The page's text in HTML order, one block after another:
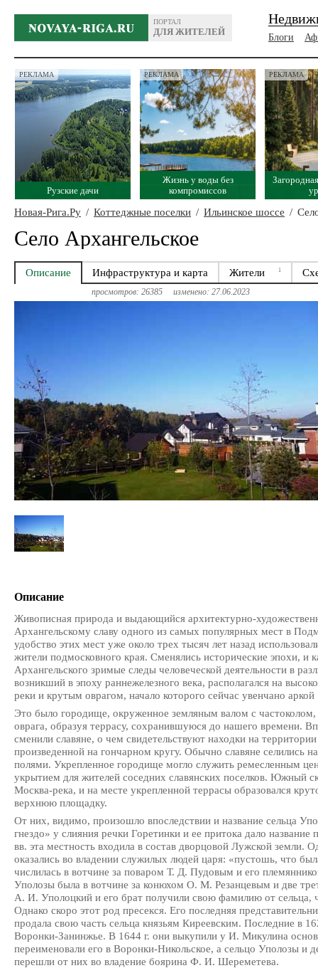
ПОРТАЛ
ДЛЯ ЖИТЕЛЕЙ
Блоги
РЕКЛАМА
Рузские дачи
РЕКЛАМА
Жизнь у воды без
компромиссов
РЕКЛАМА
Новая-Рига.Ру / Коттеджные поселки / Ильинское шоссе /
Село Архангельское
Описание Инфраструктура и карта Жители 1
просмотров: 26385 изменено: 27.06.2023
Описание
Живописная природа и выдающийся архитектурно-
Архангельскому славу одного из самых популярных мест в
удобство этих мест уже около трех тысяч лет назад
жители подмосковного края. Сменялись исторические эпохи, и
Архангельского зримые следы человеческой деятельности в
возникший в эпоху раннежелезного века, располагался на
реки и крутым оврагом, начало которого сейчас увенчано
Это было городище, окруженное земляным валом с частоколом,
оврага, образуя террасу, сохранившуюся до нашего времени.
сменили славяне, о чем свидетельствуют находки на
произведенной на гончарном кругу. Обычно славяне селились
полями. Укрепленное городище могло служить ремесленным
укрытием для жителей соседних славянских поселков. Южный
Москва-река, и на месте укрепленной террасы образовался
верхнюю площадку.
От них, видимо, произошло впоследствии и название сельца
гнездо» у слияния речки Горетинки и ее притока дало
вв. эта местность входила в состав дворцовой Лужской земли.
оказались во владении служилых людей царя: «пустошь, что
числилась в вотчине за поваром Т. Д. Пудовым и его
Уполозы была в вотчине за конюхом О. М. Резанцевым и две
А. И. Уполоцкий и его брат получили свою фамилию от сельца,
Однако скоро этот род пресекся. Его последняя
продала свою часть сельца князьям Киреевским. Последние в
Воронки-Занинжье. В 1644 г. они выкупили у И. Микулина
переименовали его в Воронки-Никольское, а сельцо Уполозы и
перешли от них во владение боярина Ф. И. Шереметева.